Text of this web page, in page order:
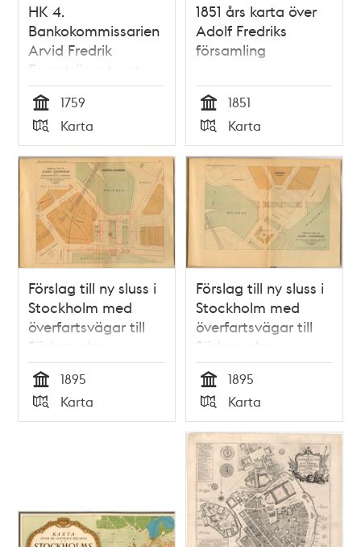
HK 4.
Bankokommissarien
Arvid Fredrik
Egerströms tomt
1759
Tid
1759
Typ
Karta
1851 års karta över
Adolf Fredriks
församling
Tid
1851
Typ
Karta
Förslag till ny sluss i
Stockholm med
överfartsvägar till
Södermalm
Tid
1895
Typ
Karta
Förslag till ny sluss i
Stockholm med
överfartsvägar till
Södermalm
Tid
1895
Typ
Karta